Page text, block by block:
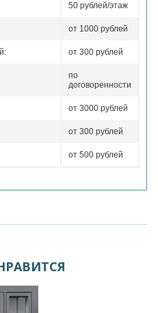
50 рублей/этаж
от 1000 рублей
от 300 рублей
по
договоренности
от 3000 рублей
от 300 рублей
от 500 рублей